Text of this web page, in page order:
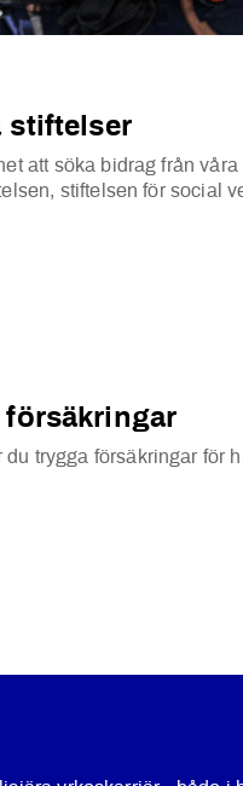
stiftelser
att söka bidrag från
stiftelsen för social
försäkringar
trygga försäkringar för